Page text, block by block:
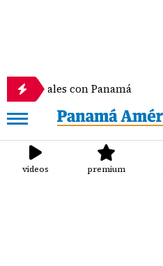
con Panamá
videos premium